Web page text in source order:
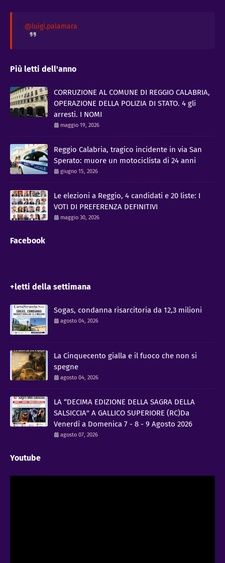
@luigi.palamara
Più letti dell'anno
CORRUZIONE AL COMUNE DI REGGIO CALABRIA,
OPERAZIONE DELLA POLIZIA DI STATO. 4 gli
arresti. I NOMI
maggio 19, 2026
Reggio Calabria, tragico incidente in via San
Sperato: muore un motociclista di 24 anni
giugno 15, 2026
Le elezioni a Reggio, 4 candidati e 20 liste: I
VOTI DI PREFERENZA DEFINITIVI
maggio 30, 2026
Facebook
+letti della settimana
Sogas, condanna risarcitoria da 12,3 milioni
agosto 04, 2026
La Cinquecento gialla e il fuoco che non si
spegne
agosto 04, 2026
LA “DECIMA EDIZIONE DELLA SAGRA DELLA
SALSICCIA" A GALLICO SUPERIORE (RC)Da
Venerdì a Domenica 7 - 8 - 9 Agosto 2026
agosto 07, 2026
Youtube